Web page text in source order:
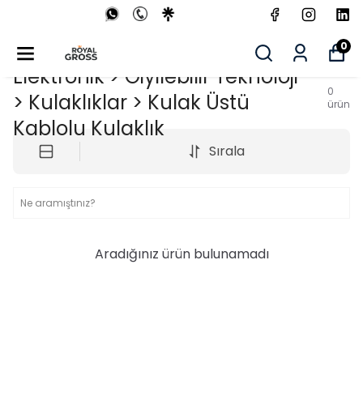
0
Elektronik > Giyilebilir Teknoloji
> Kulaklıklar > Kulak Üstü
Kablolu Kulaklık
0
ürün
Sırala
Aradığınız ürün bulunamadı